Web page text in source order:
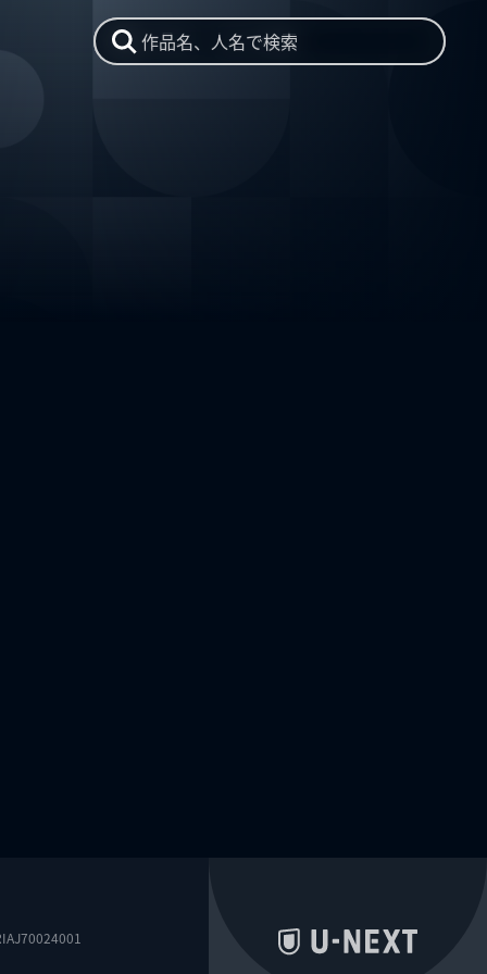
作品名、人名で検索